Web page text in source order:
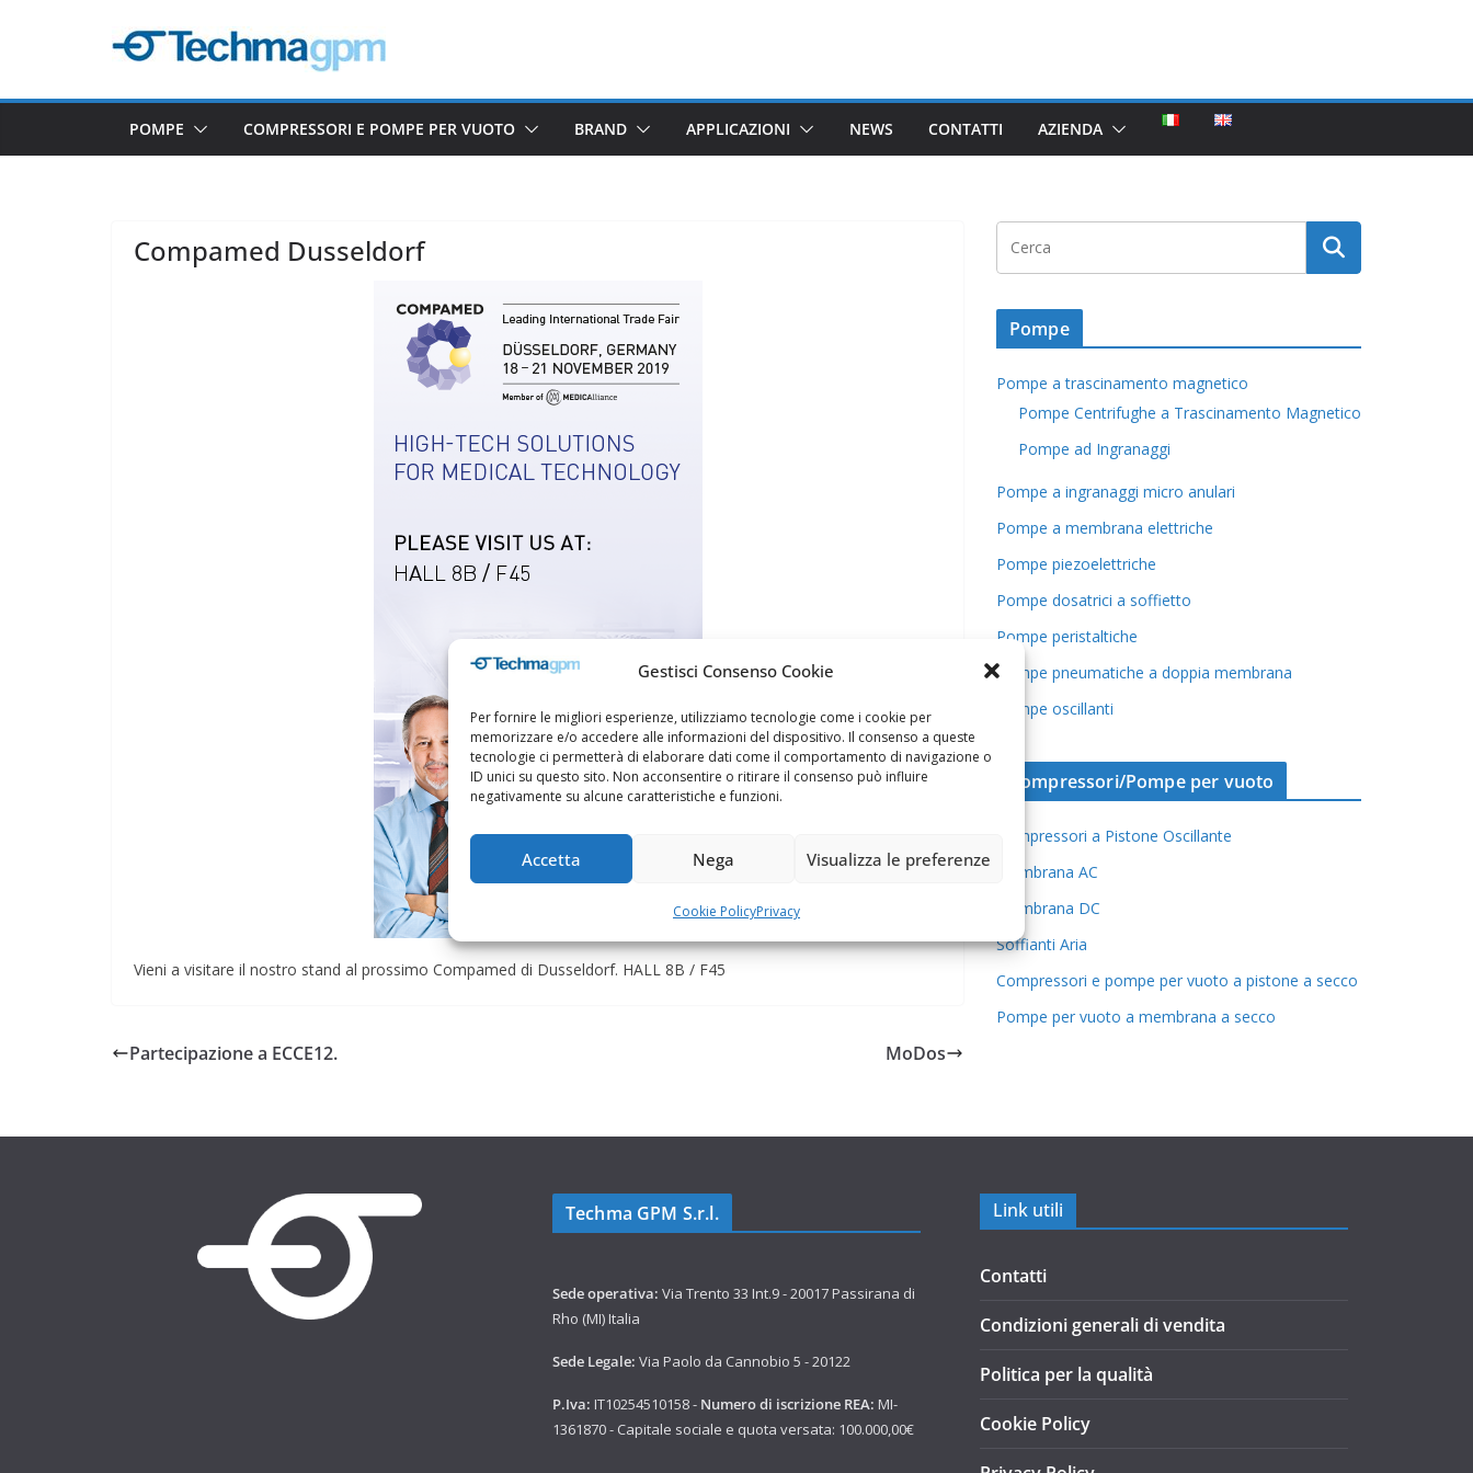
Gestisci Consenso Cookie
Per fornire le migliori esperienze, utilizziamo tecnologie come i cookie per
memorizzare e/o accedere alle informazioni del dispositivo. Il consenso a queste
tecnologie ci permetterà di elaborare dati come il comportamento di navigazione o
ID unici su questo sito. Non acconsentire o ritirare il consenso può influire
negativamente su alcune caratteristiche e funzioni.
Accetta Nega Visualizza le preferenze
Cookie PolicyPrivacy
POMPE COMPRESSORI E POMPE PER VUOTO BRAND APPLICAZIONI NEWS CONTATTI AZIENDA
Compamed Dusseldorf
Vieni a visitare il nostro stand al prossimo Compamed di Dusseldorf. HALL 8B / F45
Partecipazione a ECCE12. MoDos
Pompe
Pompe a trascinamento magnetico
Pompe Centrifughe a Trascinamento Magnetico
Pompe ad Ingranaggi
Pompe a ingranaggi micro anulari
Pompe a membrana elettriche
Pompe piezoelettriche
Pompe dosatrici a soffietto
Pompe peristaltiche
Pompe pneumatiche a doppia membrana
Pompe oscillanti
Compressori/Pompe per vuoto
Compressori a Pistone Oscillante
Membrana AC
Membrana DC
Soffianti Aria
Compressori e pompe per vuoto a pistone a secco
Pompe per vuoto a membrana a secco
Techma GPM S.r.l.
Sede operativa: Via Trento 33 Int.9 - 20017 Passirana di
Rho (MI) Italia
Sede Legale: Via Paolo da Cannobio 5 - 20122
P.Iva: IT10254510158 - Numero di iscrizione REA: MI-
1361870 - Capitale sociale e quota versata: 100.000,00€
Link utili
Contatti
Condizioni generali di vendita
Politica per la qualità
Cookie Policy